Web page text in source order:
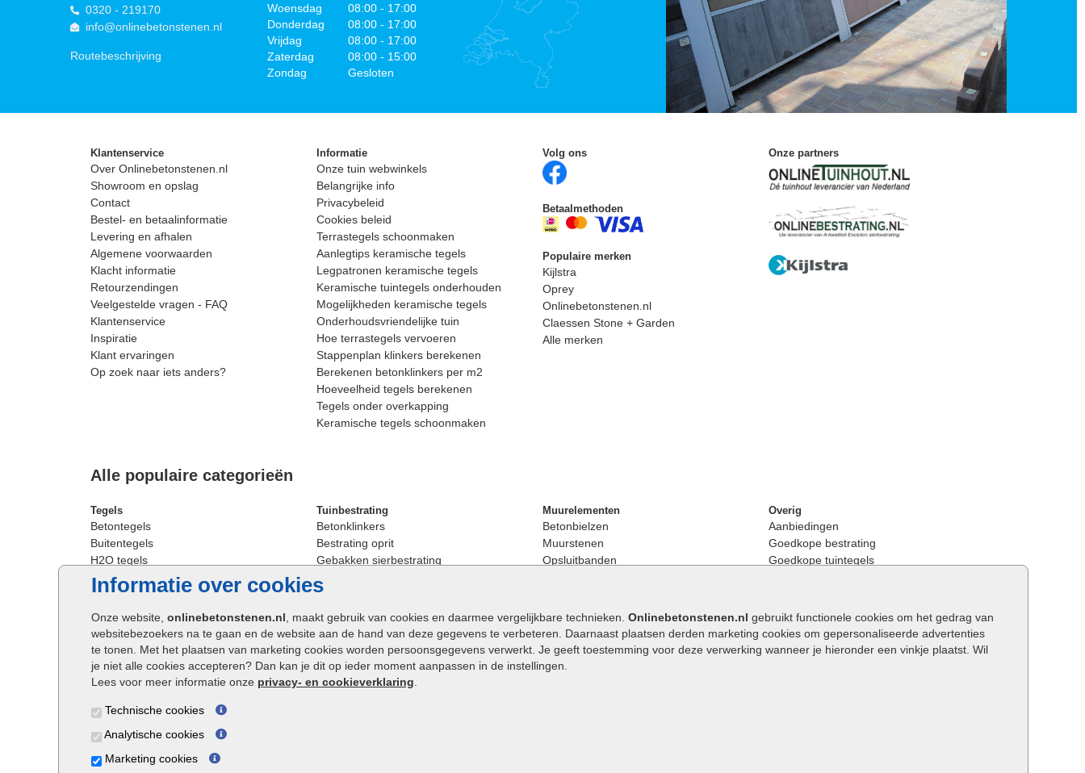
Informatie over cookies
Onze website, onlinebetonstenen.nl , maakt gebruik van cookies en daarmee vergelijkbare technieken. Onlinebetonstenen.nl gebruikt functionele cookies om het gedrag van
websitebezoekers na te gaan en de website aan de hand van deze gegevens te verbeteren. Daarnaast plaatsen derden marketing cookies om gepersonaliseerde advertenties
te tonen. Met het plaatsen van marketing cookies worden persoonsgegevens verwerkt. Je geeft toestemming voor deze verwerking wanneer je hieronder een vinkje plaatst. Wil
je niet alle cookies accepteren? Dan kan je dit op ieder moment aanpassen in de instellingen.
Lees voor meer informatie onze privacy- en cookieverklaring
Technische cookies
Analytische cookies
Marketing cookies
0320 - 219170
info@onlinebetonstenen.nl
Routebeschrijving
Woensdag
08:00 - 17:00
Donderdag
08:00 - 17:00
Vrijdag
08:00 - 17:00
Zaterdag
08:00 - 15:00
Zondag
Gesloten
Klantenservice
Over Onlinebetonstenen.nl
Showroom en opslag
Contact
Bestel- en betaalinformatie
Levering en afhalen
Algemene voorwaarden
Klacht informatie
Retourzendingen
Veelgestelde vragen - FAQ
Klantenservice
Inspiratie
Klant ervaringen
Op zoek naar iets anders?
Informatie
Onze tuin webwinkels
Belangrijke info
Privacybeleid
Cookies beleid
Terrastegels schoonmaken
Aanlegtips keramische tegels
Legpatronen keramische tegels
Keramische tuintegels onderhouden
Mogelijkheden keramische tegels
Onderhoudsvriendelijke tuin
Hoe terrastegels vervoeren
Stappenplan klinkers berekenen
Berekenen betonklinkers per m2
Hoeveelheid tegels berekenen
Tegels onder overkapping
Keramische tegels schoonmaken
Volg ons
Betaalmethoden
Populaire merken
Kijlstra
Oprey
Onlinebetonstenen.nl
Claessen Stone + Garden
Alle merken
Onze partners
Alle populaire categorieën
Tegels
Betontegels
Buitentegels
H2O tegels
Keramische terrastegels
Oprit tegels
Patio tegels
Siertegels
Stoeptegels
Straattegels
Terrastegels
Buitentegels
Grote terrastegels
Tuinbestrating
Betonklinkers
Bestrating oprit
Gebakken sierbestrating
Strakke bestrating
Straatstenen
Straatklinkers
Trommelstenen
Tuinstenen
Waalformaat
Muurelementen
Betonbielzen
Muurstenen
Opsluitbanden
Betonblokken
Stapelstenen
Extra benodigdheden
Overig
Aanbiedingen
Goedkope bestrating
Goedkope tuintegels
Opsluitbanden plaatsen
Keerwanden
Traptreden tuin